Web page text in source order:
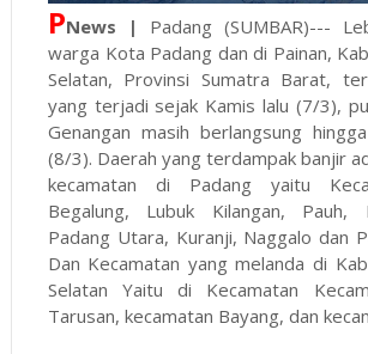
PNews |
Padang (SUMBAR)---
warga Kota Padang dan di Painan,
Selatan, Provinsi Sumatra Barat,
yang terjadi sejak Kamis lalu (7/3),
Genangan masih berlangsung
(8/3). Daerah yang terdampak banjir
kecamatan di Padang yaitu
Begalung, Lubuk Kilangan, Pauh,
Padang Utara, Kuranji, Naggalo dan
Dan Kecamatan yang melanda di
Selatan Yaitu di Kecamatan
Tarusan, kecamatan Bayang, dan